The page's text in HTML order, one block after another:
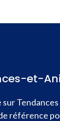
et-
référence